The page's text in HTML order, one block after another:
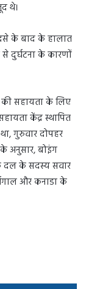
थे।
के बाद के हालात
से दुर्घटना के कारणों
की सहायता के लिए
केंद्र स्थापित
गुरुवार दोपहर
अनुसार, बोइंग
दल के सदस्य सवार
और कनाडा के